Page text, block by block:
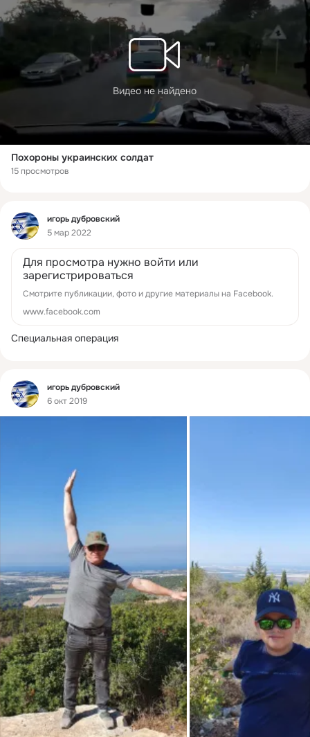
Видео не найдено
Похороны украинских солдат
15 просмотров
Фид
игорь дубровский
5 мар 2022
Для просмотра нужно войти или
зарегистрироваться
Смотрите публикации, фото и другие материалы на Facebook.
www.facebook.com
Специальная операция
Фид
игорь дубровский
6 окт 2019